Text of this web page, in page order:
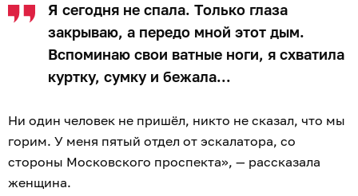
Я сегодня не спала. Только глаза
закрываю, а передо мной этот дым.
Вспоминаю свои ватные ноги, я схватила
куртку, сумку и бежала...
Ни один человек не пришёл, никто не сказал, что мы
горим. У меня пятый отдел от эскалатора, со
стороны Московского проспекта», — рассказала
женщина.